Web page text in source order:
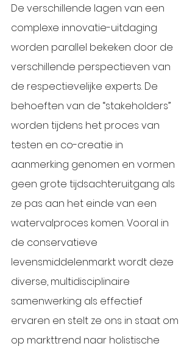
De verschillende lagen van een
complexe innovatie-uitdaging
worden parallel bekeken door de
verschillende perspectieven van
de respectievelijke experts. De
behoeften van de “stakeholders”
worden tijdens het proces van
testen en co-creatie in
aanmerking genomen en vormen
geen grote tijdsachteruitgang als
ze pas aan het einde van een
watervalproces komen. Vooral in
de conservatieve
levensmiddelenmarkt wordt deze
diverse, multidisciplinaire
samenwerking als effectief
ervaren en stelt ze ons in staat om
op markttrend naar holistische